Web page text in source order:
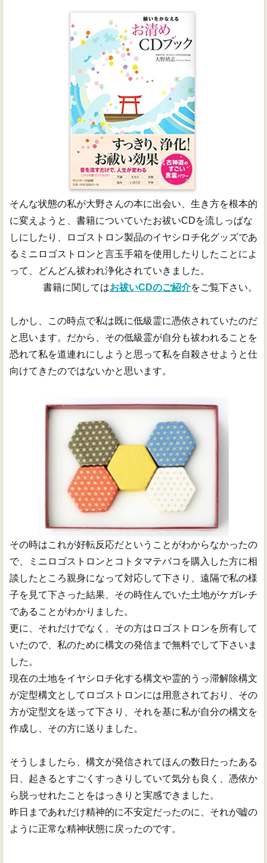
そんな状態の私が大野さんの本に出会い、生き方を根本的
に変えようと、書籍についていたお祓いCDを流しっぱな
しにしたり、ロゴストロン製品のイヤシロチ化グッズであ
るミニロゴストロンと言玉手箱を使用したりしたことによ
って、どんどん祓われ浄化されていきました。
書籍に関してはお祓いCDのご紹介をご覧下さい。
しかし、この時点で私は既に低級霊に憑依されていたのだ
と思います。だから、その低級霊が自分も祓われることを
恐れて私を道連れにしようと思って私を自殺させようと仕
向けてきたのではないかと思います。
その時はこれが好転反応だということがわからなかったの
で、ミニロゴストロンとコトタマテバコを購入した方に相
談したところ親身になって対応して下さり、遠隔で私の様
子を見て下さった結果、その時住んでいた土地がケガレチ
であることがわかりました。
更に、それだけでなく、その方はロゴストロンを所有して
いたので、私のために構文の発信まで無料でして下さいま
した。
現在の土地をイヤシロチ化する構文や霊的うっ滞解除構文
が定型構文としてロゴストロンには用意されており、その
方が定型文を送って下さり、それを基に私が自分の構文を
作成し、その方に送りました。
そうしましたら、構文が発信されてほんの数日たったある
日、起きるとすごくすっきりしていて気分も良く、憑依か
ら脱っせれたことをはっきりと実感できました。
昨日まであれだけ精神的に不安定だったのに、それが嘘の
ように正常な精神状態に戻ったのです。